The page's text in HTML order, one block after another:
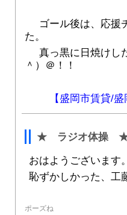
ゴール後は、応援
た。
真っ黒に日焼けし
＾）＠！！
【盛岡市賃貸/
★ ラジオ体操
おはようございます
恥ずかしかった、工
ポーズね